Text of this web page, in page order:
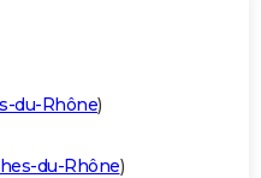
du-Rhône)
du-Rhône)